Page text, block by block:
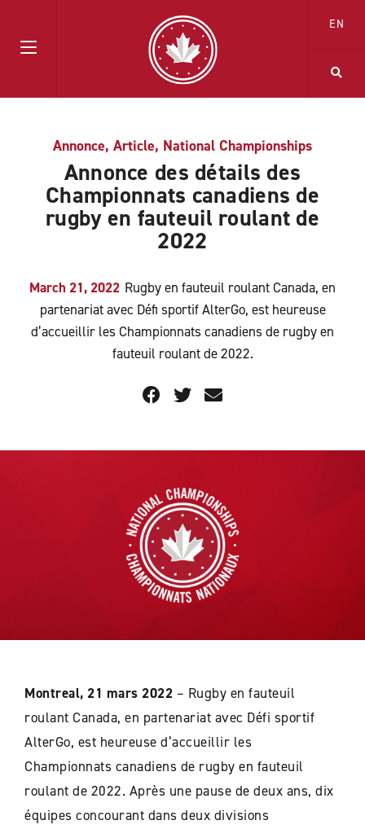
EN
Annonce, Article, National Championships
Annonce des détails des
Championnats canadiens de
rugby en fauteuil roulant de
2022
March 21, 2022 Rugby en fauteuil roulant Canada, en
partenariat avec Défi sportif AlterGo, est heureuse
d’accueillir les Championnats canadiens de rugby en
fauteuil roulant de 2022.
Montreal, 21 mars 2022 – Rugby en fauteuil
roulant Canada, en partenariat avec Défi sportif
AlterGo, est heureuse d’accueillir les
Championnats canadiens de rugby en fauteuil
roulant de 2022. Après une pause de deux ans, dix
équipes concourant dans deux divisions